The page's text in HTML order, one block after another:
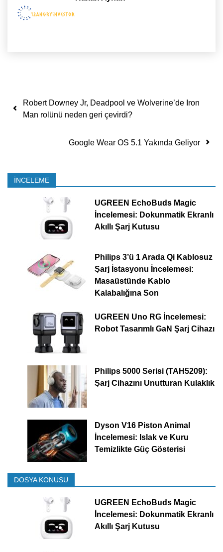
Yazı dolaşımı
Robert Downey Jr, Deadpool ve Wolverine’de Iron
Man rolünü neden geri çevirdi?
Google Wear OS 5.1 Yakında Geliyor
İNCELEME
UGREEN EchoBuds Magic
İncelemesi: Dokunmatik Ekranlı
Akıllı Şarj Kutusu
Philips 3’ü 1 Arada Qi Kablosuz
Şarj İstasyonu İncelemesi:
Masaüstünde Kablo
Kalabalığına Son
UGREEN Uno RG İncelemesi:
Robot Tasarımlı GaN Şarj Cihazı
Philips 5000 Serisi (TAH5209):
Şarj Cihazını Unutturan Kulaklık
Dyson V16 Piston Animal
İncelemesi: Islak ve Kuru
Temizlikte Güç Gösterisi
DOSYA KONUSU
UGREEN EchoBuds Magic
İncelemesi: Dokunmatik Ekranlı
Akıllı Şarj Kutusu